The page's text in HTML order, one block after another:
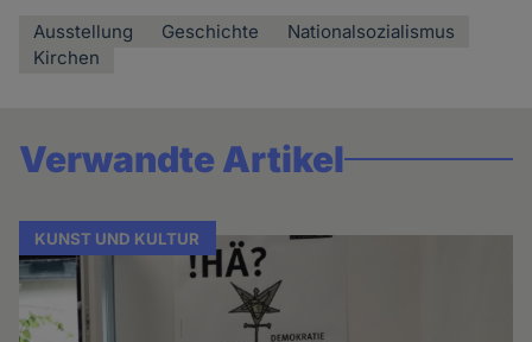
Ausstellung Geschichte
Nationalsozialismus
Kirchen
Verwandte Artikel
KUNST UND KULTUR